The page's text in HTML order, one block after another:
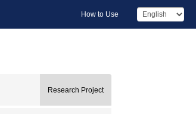
How to Use
Research Project